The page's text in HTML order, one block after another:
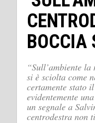
BOCCIA
“Sull’ambiente
si è sciolta come
certamente stato
evidentemente
un segnale a
centrodestra non